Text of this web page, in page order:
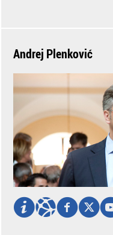
Andrej Plenković